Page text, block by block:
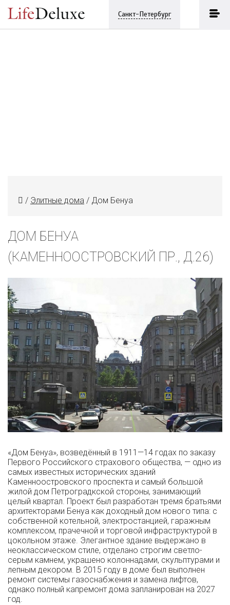
Санкт-Петербург
/ Элитные дома / Дом Бенуа
ДОМ БЕНУА
(КАМЕННООСТРОВСКИЙ ПР., Д.26)
«Дом Бенуа», возведённый в 1911—14 годах по заказу
Первого Российского страхового общества, — одно из
самых известных исторических зданий
Каменноостровского проспекта и самый большой
жилой дом Петроградкской стороны, занимающий
целый квартал. Проект был разработан тремя братьями
архитекторами Бенуа как доходный дом нового типа: с
собственной котельной, электростанцией, гаражным
комплексом, прачечной и торговой инфраструктурой в
цокольном этаже. Элегантное здание выдержано в
неоклассическом стиле, отделано строгим светло-
серым камнем, украшено колоннадами, скульптурами и
лепным декором. В 2015 году в доме был выполнен
ремонт системы газоснабжения и замена лифтов,
однако полный капремонт дома запланирован на 2027
год.